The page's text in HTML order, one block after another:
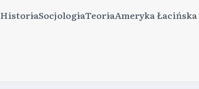
HistoriaSocjologiaTeoriaAmeryka Łacińska